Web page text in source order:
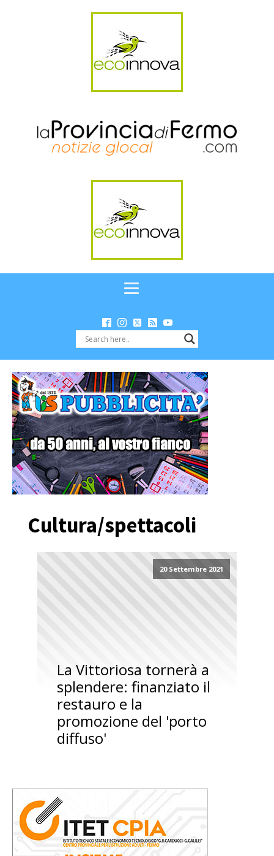
Cultura/spettacoli
20 Settembre 2021
La Vittoriosa tornerà a
splendere: finanziato il
restauro e la
promozione del 'porto
diffuso'